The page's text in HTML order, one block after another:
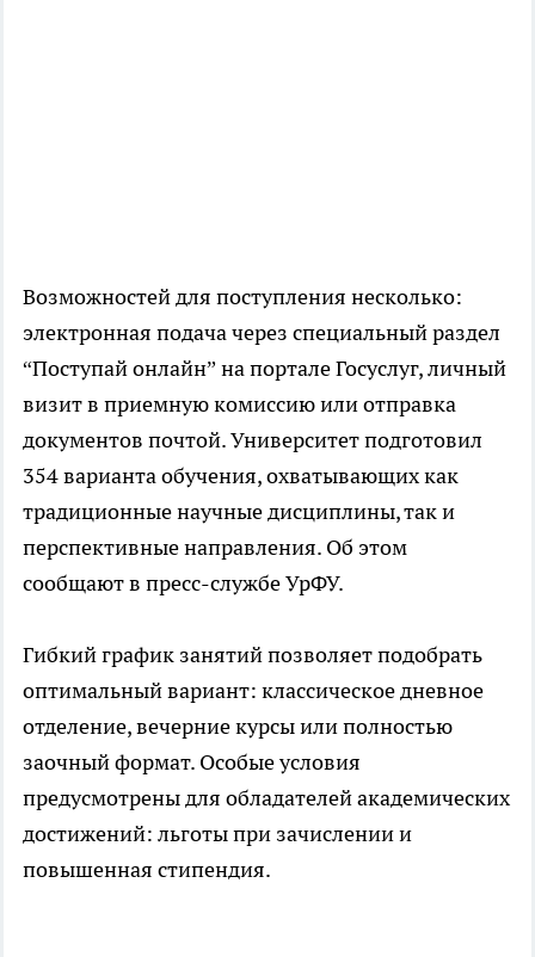
Возможностей для поступления несколько:
электронная подача через специальный раздел
“Поступай онлайн” на портале Госуслуг, личный
визит в приемную комиссию или отправка
документов почтой. Университет подготовил
354 варианта обучения, охватывающих как
традиционные научные дисциплины, так и
перспективные направления. Об этом
сообщают в пресс-службе УрФУ.
Гибкий график занятий позволяет подобрать
оптимальный вариант: классическое дневное
отделение, вечерние курсы или полностью
заочный формат. Особые условия
предусмотрены для обладателей академических
достижений: льготы при зачислении и
повышенная стипендия.